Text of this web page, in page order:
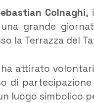
Colnaghi,
grande
la Terrazza del
attirato
di
luogo simbolico